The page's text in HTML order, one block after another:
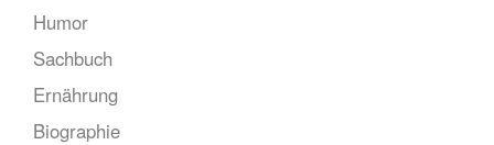
Humor
Sachbuch
Ernährung
Biographie